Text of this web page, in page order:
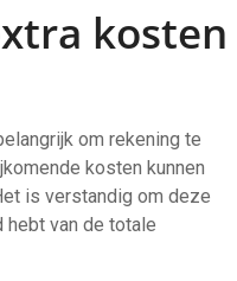
kosten
om rekening te
kosten kunnen
is verstandig om deze
hebt van de totale